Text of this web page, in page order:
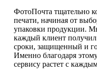
ФотоПочта тщательно
печати, начиная от
упаковки продукции.
каждый клиент получил
сроки, защищенный и
Именно благодаря
сервису растет с